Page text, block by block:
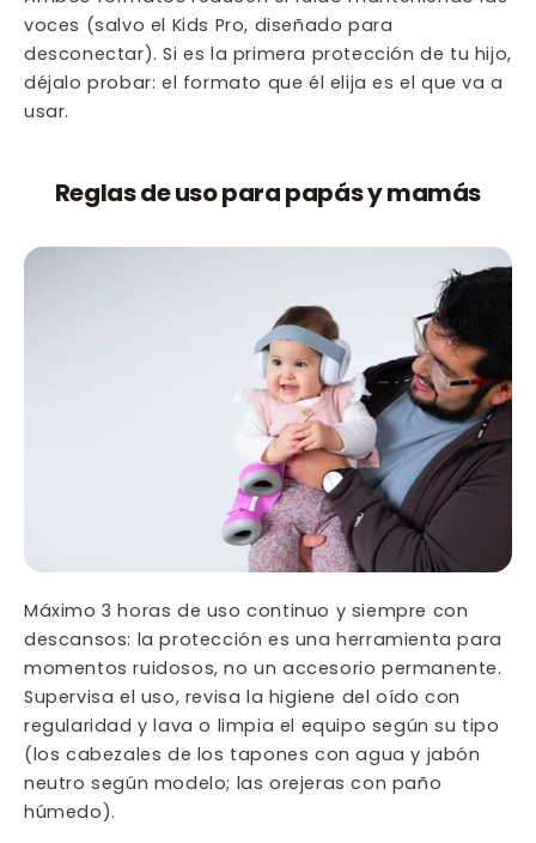
voces (salvo el Kids Pro, diseñado para
desconectar). Si es la primera protección de tu hijo,
déjalo probar: el formato que él elija es el que va a
usar.
Reglas de uso para papás y mamás
Máximo 3 horas de uso continuo y siempre con
descansos: la protección es una herramienta para
momentos ruidosos, no un accesorio permanente.
Supervisa el uso, revisa la higiene del oído con
regularidad y lava o limpia el equipo según su tipo
(los cabezales de los tapones con agua y jabón
neutro según modelo; las orejeras con paño
húmedo).